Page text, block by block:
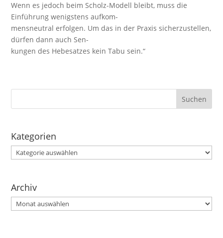
Wenn es jedoch beim Scholz-Modell bleibt, muss die
Einführung wenigstens aufkom-
mensneutral erfolgen. Um das in der Praxis sicherzustellen,
dürfen dann auch Sen-
kungen des Hebesatzes kein Tabu sein.“
Kategorien
Kategorien
Archiv
Archiv